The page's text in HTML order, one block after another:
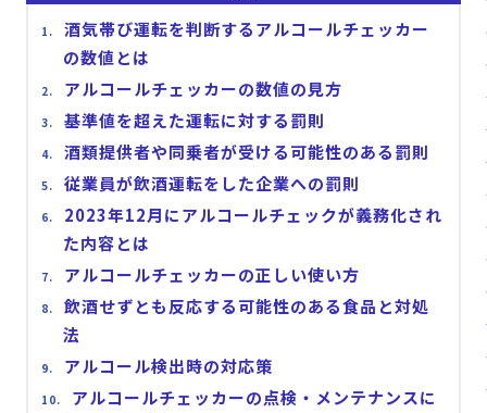
酒気帯び運転を判断するアルコールチェッカー
の数値とは
アルコールチェッカーの数値の見方
基準値を超えた運転に対する罰則
酒類提供者や同乗者が受ける可能性のある罰則
従業員が飲酒運転をした企業への罰則
2023年12月にアルコールチェックが義務化され
た内容とは
アルコールチェッカーの正しい使い方
飲酒せずとも反応する可能性のある食品と対処
法
アルコール検出時の対応策
アルコールチェッカーの点検・メンテナンスに